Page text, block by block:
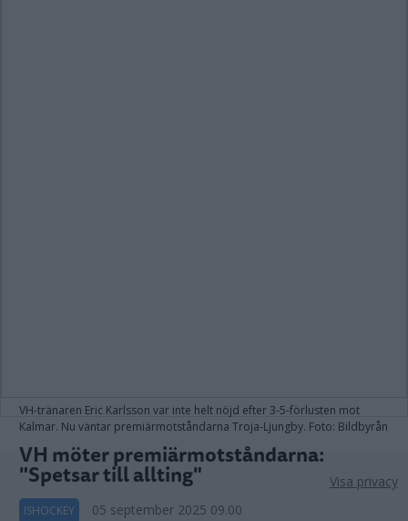
VH-tränaren Eric Karlsson var inte helt nöjd efter 3-5-förlusten mot
Kalmar. Nu väntar premiärmotståndarna Troja-Ljungby. Foto: Bildbyrån
VH möter premiärmotståndarna:
"Spetsar till allting"
ISHOCKEY 05 september 2025 09.00
Visa privacy